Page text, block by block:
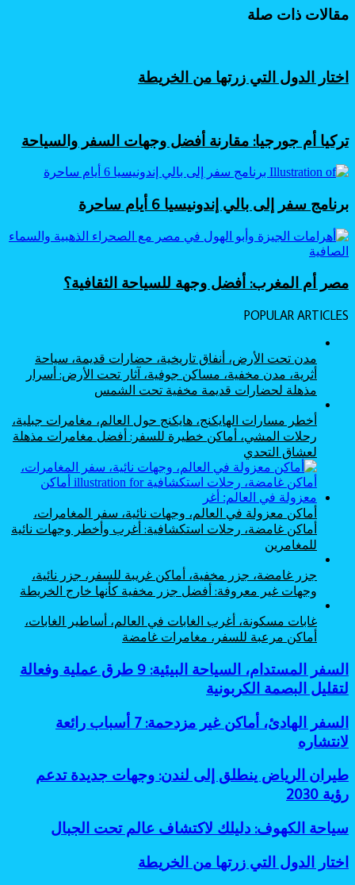
سكايتري:
دليل
مقالات ذات صلة
اختار الدول التي زرتها من الخريطة
تركيا أم جورجيا: مقارنة أفضل وجهات السفر والسياحة
برنامج سفر إلى بالي إندونيسيا 6 أيام ساحرة
مصر أم المغرب: أفضل وجهة للسياحة الثقافية؟
POPULAR ARTICLES
مدن تحت الأرض، أنفاق تاريخية، حضارات قديمة، سياحة
أثرية، مدن مخفية، مساكن جوفية، آثار تحت الأرض: أسرار
مذهلة لحضارات قديمة مخفية تحت الشمس
أخطر مسارات الهايكنج، هايكنج حول العالم، مغامرات جبلية،
رحلات المشي، أماكن خطيرة للسفر: أفضل مغامرات مذهلة
لعشاق التحدي
أماكن معزولة في العالم، وجهات نائية، سفر المغامرات،
أماكن غامضة، رحلات استكشافية: أغرب وأخطر وجهات نائية
للمغامرين
جزر غامضة، جزر مخفية، أماكن غريبة للسفر، جزر نائية،
وجهات غير معروفة: أفضل جزر مخفية كأنها خارج الخريطة
غابات مسكونة، أغرب الغابات في العالم، أساطير الغابات،
أماكن مرعبة للسفر، مغامرات غامضة
السفر
المستدام،
السياحة
9
طرق
وفعالة
لتقليل
البصمة
السفر المستدام، السياحة البيئية: 9 طرق عملية وفعالة
لتقليل البصمة الكربونية
السفر
الهادئ،
أماكن
غير
مزدحمة:
7
رائعة
لانتشاره
السفر الهادئ، أماكن غير مزدحمة: 7 أسباب رائعة
لانتشاره
طيران
الرياض
ينطلق
لندن:
جديدة
طيران الرياض ينطلق إلى لندن: وجهات جديدة تدعم
رؤية 2030
سياحة
الكهوف:
دليلك
لاكتشاف
سياحة الكهوف: دليلك لاكتشاف عالم تحت الجبال
اختار
الدول
اختار الدول التي زرتها من الخريطة